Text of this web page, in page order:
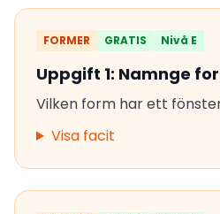
FORMER GRATIS Nivå E
Uppgift 1: Namnge
Vilken form har ett
Visa facit